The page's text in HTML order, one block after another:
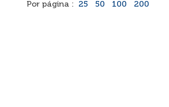
Por página : 25 50 100 200